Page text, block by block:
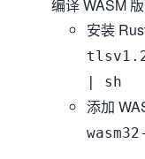
编译 WASM
安装 Rust
| sh
添加